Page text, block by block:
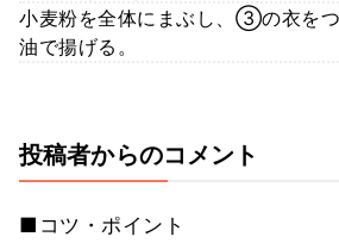
小麦粉を全体にまぶし、③の衣を
油で揚げる。
投稿者からのコメント
■コツ・ポイント